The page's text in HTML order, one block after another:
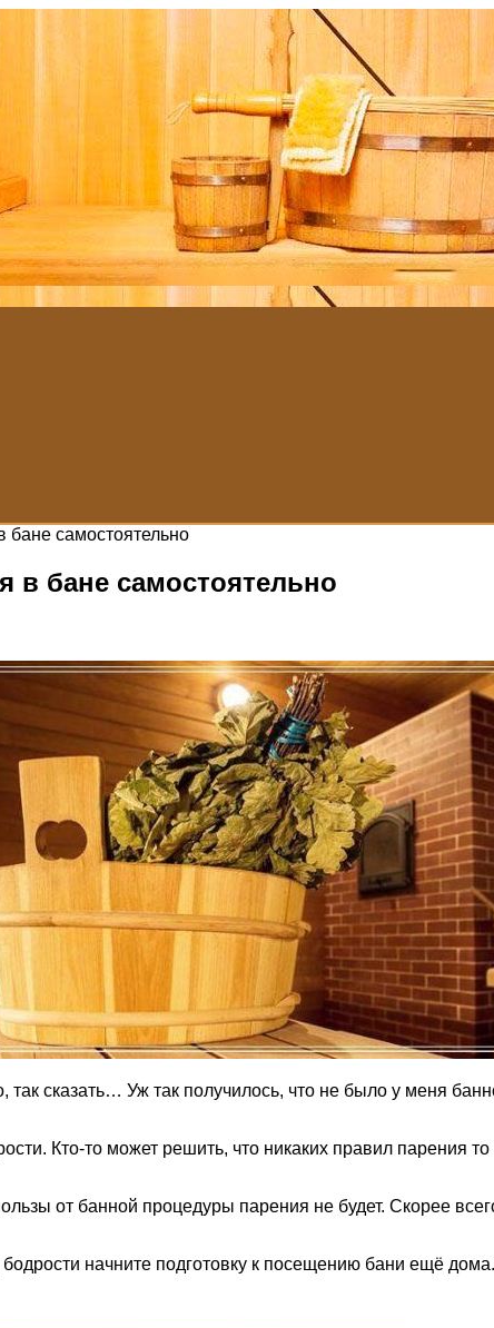
бане самостоятельно
в бане самостоятельно
так сказать… Уж так получилось, что не было у меня
Кто-то может решить, что никаких правил парения
от банной процедуры парения не будет. Скорее
начните подготовку к посещению бани ещё дома.